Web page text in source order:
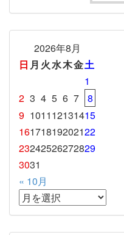
2026年8月
日 月 火水木金土
1
2 3 4 5 6 7
8
9 101112131415
16171819202122
23242526272829
3031
« 10月